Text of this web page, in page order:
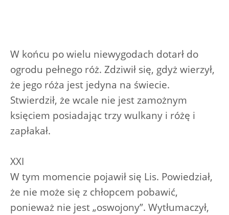
W końcu po wielu niewygodach dotarł do
ogrodu pełnego róż. Zdziwił się, gdyż wierzył,
że jego róża jest jedyna na świecie.
Stwierdził, że wcale nie jest zamożnym
księciem posiadając trzy wulkany i różę i
zapłakał.
XXI
W tym momencie pojawił się Lis. Powiedział,
że nie może się z chłopcem pobawić,
ponieważ nie jest „oswojony”. Wytłumaczył,